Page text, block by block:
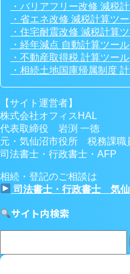
・バリアフリー改修 減税
・省エネ改修 減税計算ツ
・住宅耐震改修 減税計算
・経年減点 自動計算ツール
・不動産取得税 計算ツール
・相続土地国庫帰属制度
【サイト運営者】
株式会社オフィスHAL
代表取締役 岩渕 一徳
元・気仙沼市役所 税務課職
司法書士・行政書士・AFP
相続・登記のご相談は
司法書士・行政書士 気
サイト内検索